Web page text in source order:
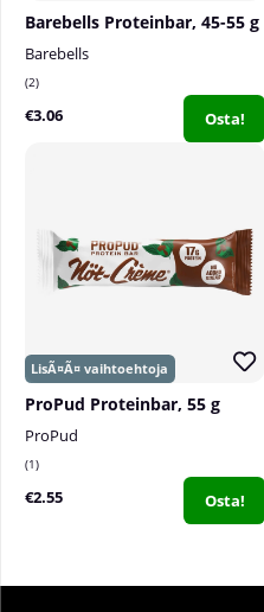
Barebells Proteinbar, 45-55 g
Barebells
2
€3.06 Osta!
ProPud Proteinbar, 55 g
ProPud
1
€2.55 Osta!